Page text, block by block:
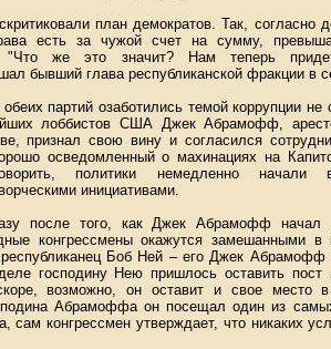
план демократов. Так, согласно
есть за чужой счет на сумму,
"Что же это значит? Нам теперь
бывший глава республиканской фракции в
партий озаботились темой коррупции
лоббистов США Джек Абрамофф,
признал свою вину и согласился
осведомленный о махинациях на
политики немедленно начали
инициативами.
после того, как Джек Абрамофф начал
конгрессмены окажутся замешанными в
республиканец Боб Ней – его Джек
господину Нею пришлось оставить пост
возможно, он оставит и свое место в
Абрамоффа он посещал один из
сам конгрессмен утверждает, что никаких